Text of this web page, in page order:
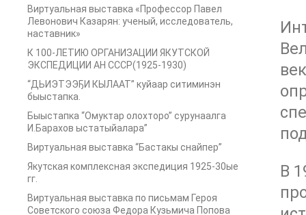
Виртуальная выставка «Профессор Павел
Левонович Казарян: ученый, исследователь,
наставник»
К 100-ЛЕТИЮ ОРГАНИЗАЦИИ ЯКУТСКОЙ
ЭКСПЕДИЦИИ АН СССР(1925-1930)
“ДЬИЭТЭЭҔИ КЫЛААТ” куйаар ситиминэн
быыстапка.
Быыстапка “Омуктар олохторо” сурунаалга
И.Барахов ыстатыйалара”
Виртуальная выставка “Бастакы снайпер”
Якутская комплексная экспедиция 1925-30ые
гг.
Виртуальная выставка по письмам Героя
Советского союза Федора Кузьмича Попова
В